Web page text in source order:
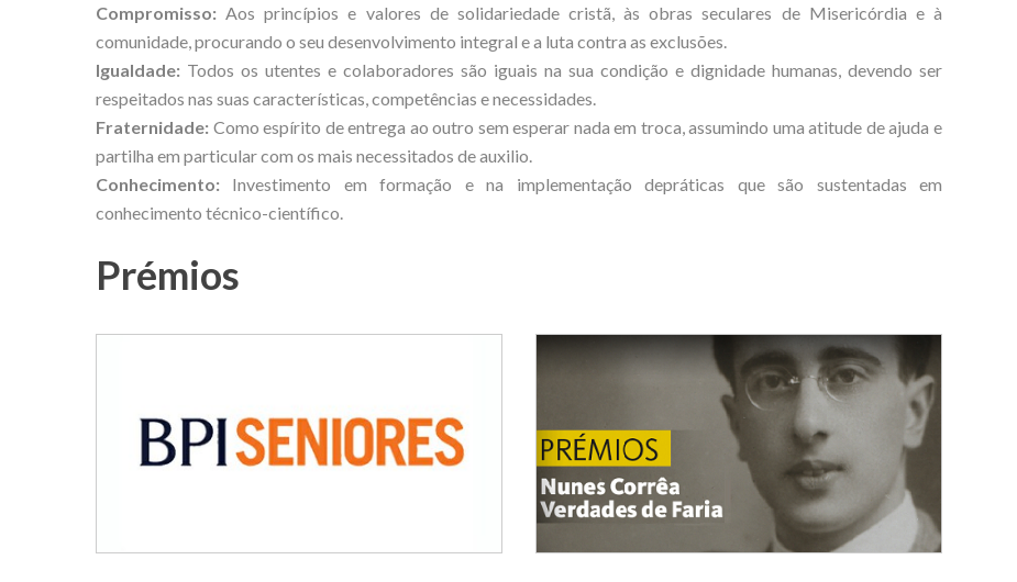
Compromisso: Aos princípios e valores de solidariedade cristã, às obras seculares de Misericórdia e à
comunidade, procurando o seu desenvolvimento integral e a luta contra as exclusões.
Igualdade: Todos os utentes e colaboradores são iguais na sua condição e dignidade humanas, devendo ser
respeitados nas suas características, competências e necessidades.
Fraternidade: Como espírito de entrega ao outro sem esperar nada em troca, assumindo uma atitude de ajuda e
partilha em particular com os mais necessitados de auxilio.
Conhecimento: Investimento em formação e na implementação depráticas que são sustentadas em
conhecimento técnico-científico.
Prémios